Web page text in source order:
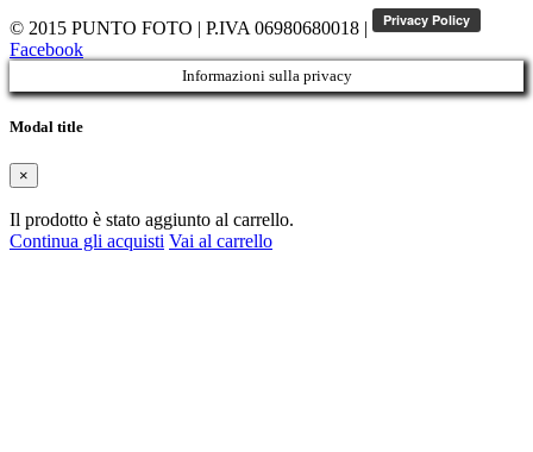
© 2015 PUNTO FOTO | P.IVA 06980680018 |
Facebook
Informazioni sulla privacy
Modal title
×
Il prodotto è stato aggiunto al carrello.
Continua gli acquisti Vai al carrello